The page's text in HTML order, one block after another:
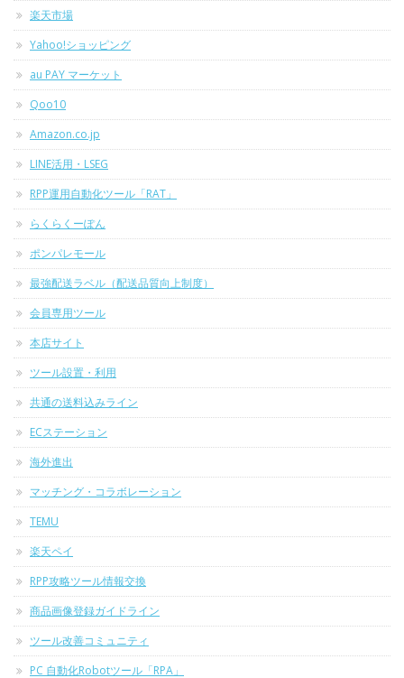
楽天市場
Yahoo!ショッピング
au PAY マーケット
Qoo10
Amazon.co.jp
LINE活用・LSEG
RPP運用自動化ツール「RAT」
らくらくーぽん
ポンパレモール
最強配送ラベル（配送品質向上制度）
会員専用ツール
本店サイト
ツール設置・利用
共通の送料込みライン
ECステーション
海外進出
マッチング・コラボレーション
TEMU
楽天ペイ
RPP攻略ツール情報交換
商品画像登録ガイドライン
ツール改善コミュニティ
PC 自動化Robotツール「RPA」